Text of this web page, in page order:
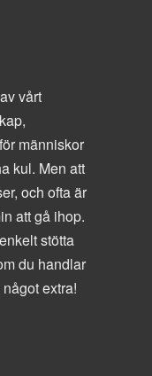
vårt
människor
kul. Men att
och ofta är
att gå ihop.
stötta
du handlar
extra!